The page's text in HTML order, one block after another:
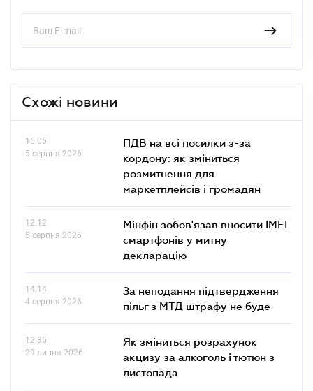
Схожі новини
16.05
5 серпня 2026
ПДВ на всі посилки з-за
кордону: як зміниться
розмитнення для
маркетплейсів і громадян
12.12
5 серпня 2026
Мінфін зобов'язав вносити IMEI
смартфонів у митну
декларацію
14.14
4 серпня 2026
За неподання підтвердження
пільг з МТД штрафу не буде
12.35
29 липня 2026
Як зміниться розрахунок
акцизу за алкоголь і тютюн з
листопада